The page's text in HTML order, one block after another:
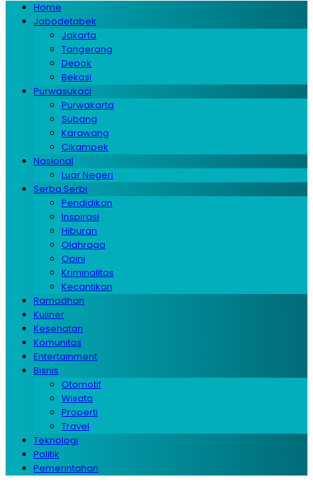
Home
Jabodetabek
Jakarta
Tangerang
Depok
Bekasi
Purwasukaci
Purwakarta
Subang
Karawang
Cikampek
Nasional
Luar Negeri
Serba Serbi
Pendidikan
Inspirasi
Hiburan
Olahraga
Opini
Kriminalitas
Kecantikan
Ramadhan
Kuliner
Kesehatan
Komunitas
Entertainment
Bisnis
Otomotif
Wisata
Properti
Travel
Teknologi
Politik
Pemerintahan